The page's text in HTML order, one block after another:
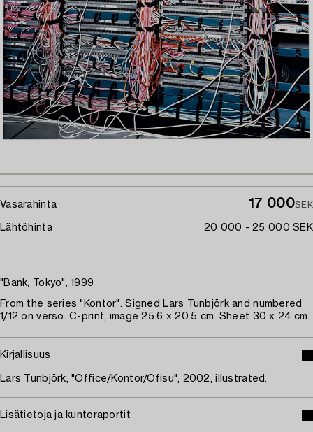
Vasarahinta 17 000SEK
Lähtöhinta 20 000 - 25 000 SEK
"Bank, Tokyo", 1999
From the series "Kontor". Signed Lars Tunbjörk and numbered
1/12 on verso. C-print, image 25.6 x 20.5 cm. Sheet 30 x 24 cm.
Kirjallisuus
Lars Tunbjörk, "Office/Kontor/Ofisu", 2002, illustrated.
Lisätietoja ja kuntoraportit